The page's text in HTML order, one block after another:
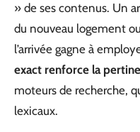
» de ses contenus. Un
du nouveau logement
l’arrivée gagne à
exact renforce la
moteurs de recherche,
lexicaux.